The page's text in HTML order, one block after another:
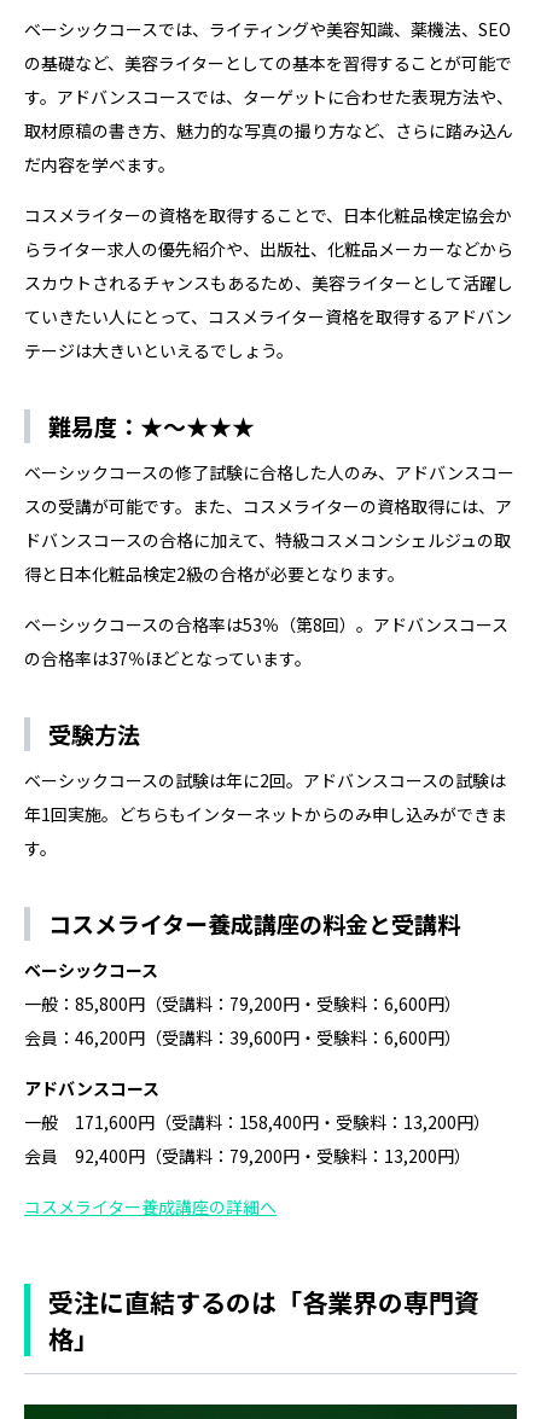
ベーシックコースでは、ライティングや美容知識、薬機法、SEO
の基礎など、美容ライターとしての基本を習得することが可能で
す。アドバンスコースでは、ターゲットに合わせた表現方法や、
取材原稿の書き方、魅力的な写真の撮り方など、さらに踏み込ん
だ内容を学べます。
コスメライターの資格を取得することで、日本化粧品検定協会か
らライター求人の優先紹介や、出版社、化粧品メーカーなどから
スカウトされるチャンスもあるため、美容ライターとして活躍し
ていきたい人にとって、コスメライター資格を取得するアドバン
テージは大きいといえるでしょう。
難易度：★～★★★
ベーシックコースの修了試験に合格した人のみ、アドバンスコー
スの受講が可能です。また、コスメライターの資格取得には、ア
ドバンスコースの合格に加えて、特級コスメコンシェルジュの取
得と日本化粧品検定2級の合格が必要となります。
ベーシックコースの合格率は53％（第8回）。アドバンスコース
の合格率は37％ほどとなっています。
受験方法
ベーシックコースの試験は年に2回。アドバンスコースの試験は
年1回実施。どちらもインターネットからのみ申し込みができま
す。
コスメライター養成講座の料金と受講料
ベーシックコース
一般：85,800円（受講料：79,200円・受験料：6,600円）
会員：46,200円（受講料：39,600円・受験料：6,600円）
アドバンスコース
一般 171,600円（受講料：158,400円・受験料：13,200円）
会員 92,400円（受講料：79,200円・受験料：13,200円）
コスメライター養成講座の詳細へ
受注に直結するのは「各業界の専門資
格」